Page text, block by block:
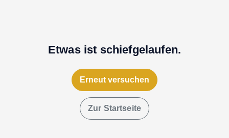
Etwas ist schiefgelaufen.
Erneut versuchen
Zur Startseite